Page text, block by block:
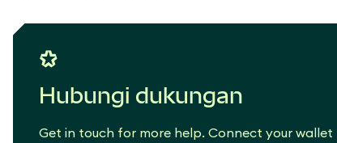
Hubungi dukungan
Get in touch for more help. Connect your